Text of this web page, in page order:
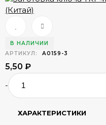
В НАЛИЧИИ
АРТИКУЛ:
А0159-3
5,50 ₽
-
ХАРАКТЕРИСТИКИ